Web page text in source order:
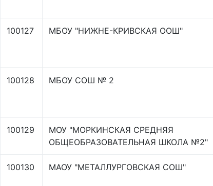
100127 МБОУ "НИЖНЕ-КРИВСКАЯ ООШ"
100128 МБОУ СОШ № 2
100129
МОУ "МОРКИНСКАЯ СРЕДНЯЯ
ОБЩЕОБРАЗОВАТЕЛЬНАЯ ШКОЛА №2"
100130 МАОУ "МЕТАЛЛУРГОВСКАЯ СОШ"